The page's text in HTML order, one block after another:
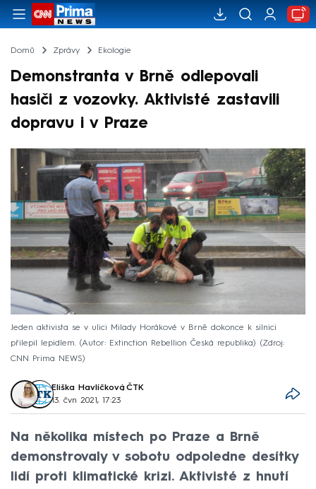
Domů Zprávy Ekologie
Demonstranta v Brně odlepovali
hasiči z vozovky. Aktivisté zastavili
dopravu i v Praze
Jeden aktivista se v ulici Milady Horákové v Brně dokonce k silnici
přilepil lepidlem. (Autor: Extinction Rebellion Česká republika)
Zdroj:
CNN Prima NEWS
Eliška Havlíčková, ČTK
13. čvn 2021, 17:23
Na několika místech po Praze a Brně
demonstrovaly v sobotu odpoledne desítky
lidí proti klimatické krizi. Aktivisté z hnutí